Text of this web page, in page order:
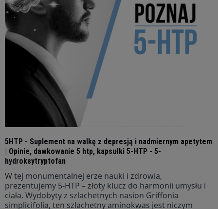
5HTP - Suplement na walkę z depresją i nadmiernym apetytem
| Opinie, dawkowanie 5 htp, kapsułki 5-HTP - 5-
hydroksytryptofan
W tej monumentalnej erze nauki i zdrowia,
prezentujemy 5-HTP – złoty klucz do harmonii umysłu i
ciała. Wydobyty z szlachetnych nasion Griffonia
simplicifolia, ten szlachetny aminokwas jest niczym